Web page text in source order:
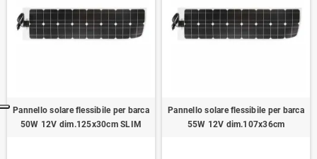
Pannello solare flessibile per barca
50W 12V dim.125x30cm SLIM
Pannello solare flessibile per barca
55W 12V dim.107x36cm